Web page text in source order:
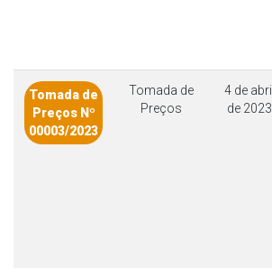
Tomada de
Preços Nº
00003/2023
Tomada de
Preços
4 de abril
de 2023